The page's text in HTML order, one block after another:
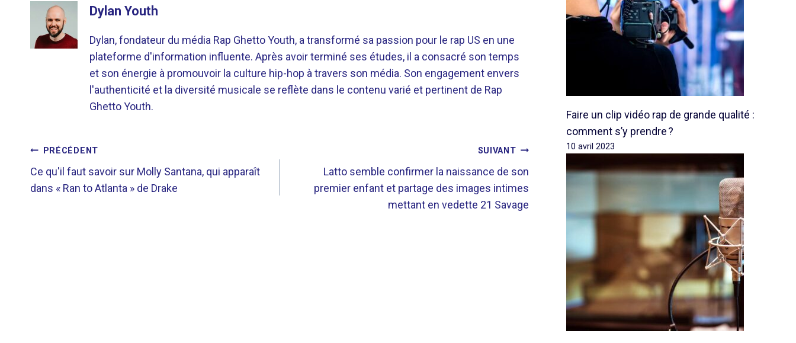
Dylan Youth
Dylan, fondateur du média Rap Ghetto Youth, a transformé sa passion pour le rap US en une
plateforme d'information influente. Après avoir terminé ses études, il a consacré son temps
et son énergie à promouvoir la culture hip-hop à travers son média. Son engagement envers
l'authenticité et la diversité musicale se reflète dans le contenu varié et pertinent de Rap
Ghetto Youth.
NAVIGATION
DE
PRÉCÉDENT
Ce qu'il faut savoir sur Molly Santana, qui apparaît
dans « Ran to Atlanta » de Drake
SUIVANT
Latto semble confirmer la naissance de son
premier enfant et partage des images intimes
mettant en vedette 21 Savage
Faire un clip vidéo rap de grande qualité :
comment s’y prendre ?
10 avril 2023